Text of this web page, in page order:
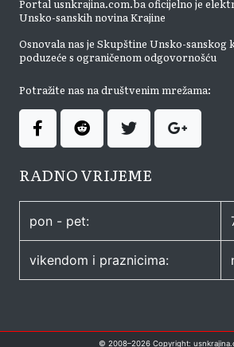
Portal usnkrajina.com.ba oficijelno je
Unsko-sanskih novina Krajine
Osnovala nas je Skupštine Unsko-sanskog
poduzeće s ograničenom odgovornošću
Potražite nas na društvenim mrežama:
RADNO VRIJEME
pon - pet:
vikendom i praznicima:
© 2008–2026Copyright: